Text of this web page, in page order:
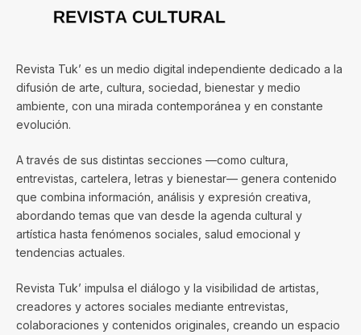
Revista Tuk’ es un medio digital independiente dedicado a la
difusión de arte, cultura, sociedad, bienestar y medio
ambiente, con una mirada contemporánea y en constante
evolución.
A través de sus distintas secciones —como cultura,
entrevistas, cartelera, letras y bienestar— genera contenido
que combina información, análisis y expresión creativa,
abordando temas que van desde la agenda cultural y
artística hasta fenómenos sociales, salud emocional y
tendencias actuales.
Revista Tuk’ impulsa el diálogo y la visibilidad de artistas,
creadores y actores sociales mediante entrevistas,
colaboraciones y contenidos originales, creando un espacio